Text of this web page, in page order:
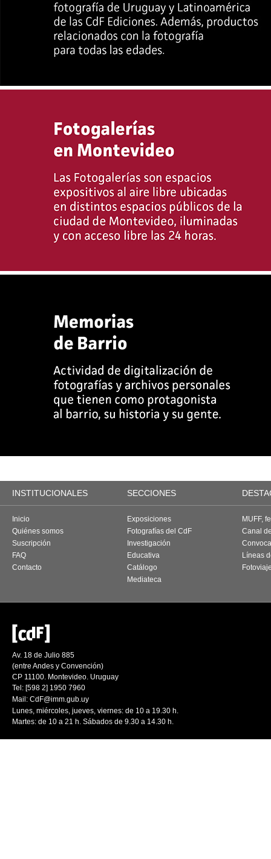
INSTITUCIONALES SECCIONES
Inicio
Quiénes somos
Suscripción
FAQ
Contacto
Exposiciones
Fotografías del CdF
Investigación
Educativa
Catálogo
Mediateca
MUFF,
Canal
Líneas
Av. 18 de Julio 885
(entre Andes y Convención)
CP 11100. Montevideo. Uruguay
Tel: [598 2] 1950 7960
Mail: CdF@imm.gub.uy
Lunes, miércoles, jueves, viernes: de 10 a 19.30 h.
Martes: de 10 a 21 h. Sábados de 9.30 a 14.30 h.